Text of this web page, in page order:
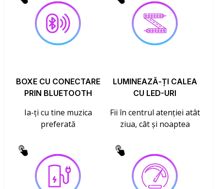
BOXE CU CONECTARE
PRIN BLUETOOTH
Ia-ți cu tine muzica
preferată
LUMINEAZĂ-ȚI CALEA
CU LED-URI
Fii în centrul atenției atât
ziua, cât și noaptea